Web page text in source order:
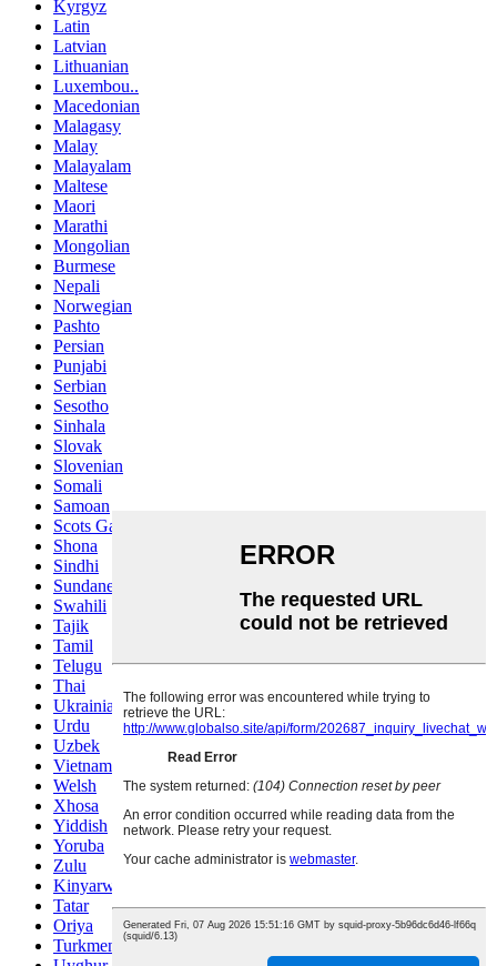
Kyrgyz
Latin
Latvian
Lithuanian
Luxembou..
Macedonian
Malagasy
Malay
Malayalam
Maltese
Maori
Marathi
Mongolian
Burmese
Nepali
Norwegian
Pashto
Persian
Punjabi
Serbian
Sesotho
Sinhala
Slovak
Slovenian
Somali
Samoan
Scots Gaelic
Shona
Sindhi
Sundanese
Swahili
Tajik
Tamil
Telugu
Thai
Ukrainian
Urdu
Uzbek
Vietnamese
Welsh
Xhosa
Yiddish
Yoruba
Zulu
Kinyarwanda
Tatar
Oriya
Turkmen